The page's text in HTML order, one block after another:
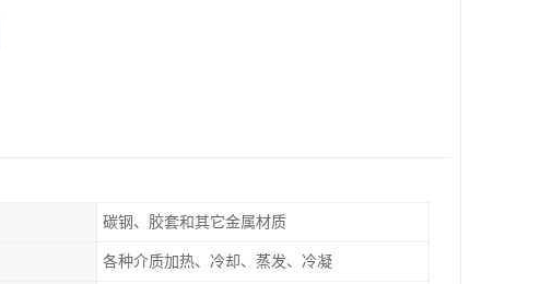
碳钢、胶套和其它金属材质
各种介质加热、冷却、蒸发、冷凝